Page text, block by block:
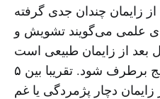
زایمان چندان جدی گرفته
علمی می‌گویند تشویش و
بعد از زایمان طبیعی است
ولی انتظار می رود به تدریج برطرف شود. تقریبا بین ۵
از زایمان دچار پژمردگی یا غم